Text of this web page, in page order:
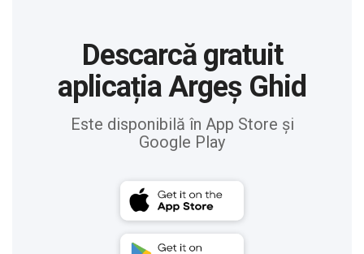
Descarcă gratuit
aplicația Argeș Ghid
Este disponibilă în App Store și
Google Play